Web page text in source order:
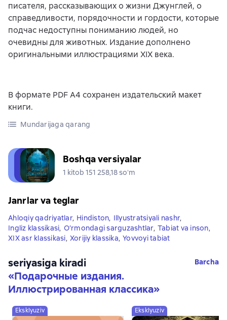
писателя, рассказывающих о жизни Джунглей, о
справедливости, порядочности и гордости, которые
подчас недоступны пониманию людей, но
очевидны для животных. Издание дополнено
оригинальными иллюстрациями XIX века.
В формате PDF A4 сохранен издательский макет
книги.
Mundarijaga qarang
Boshqa versiyalar
1 kitob 151 258,18 soʻm
Janrlar va teglar
Ahloqiy qadriyatlar, Hindiston, Illyustratsiyali nashr,
Ingliz klassikasi, O‘rmondagi sarguzashtlar, Tabiat va inson,
XIX asr klassikasi, Xorijiy klassika, Yovvoyi tabiat
seriyasiga kiradi
«Подарочные издания.
Иллюстрированная классика»
Barcha
Eksklyuziv Eksklyuziv